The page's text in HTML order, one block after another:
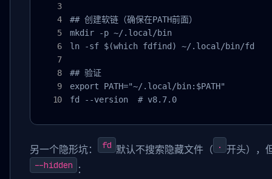
## 创建软链（确保在PATH前面）
mkdir -p ~/.local/bin
ln -sf $(which fdfind) ~/.local/bin/fd
## 验证
export PATH="~/.local/bin:$PATH"
fd --version  # v8.7.0
另一个隐形坑： fd 默认不搜索隐藏文件（ . 开头），
--hidden ：